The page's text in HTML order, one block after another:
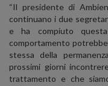
“Il presidente di
continuano i due
e ha compiuto
comportamento
stessa della
prossimi giorni
trattamento e che